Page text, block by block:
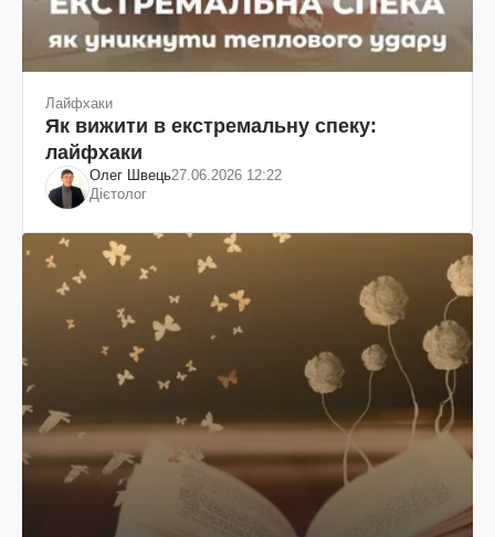
Лайфхаки
Як вижити в екстремальну спеку:
лайфхаки
Олег Швець27.06.2026 12:22
Дієтолог